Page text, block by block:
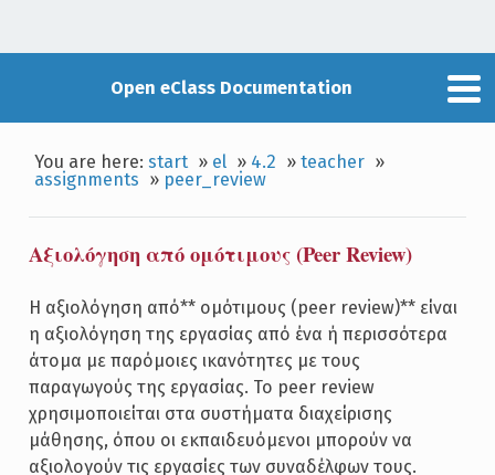
Open eClass Documentation
You are here:start » el » 4.2 »teacher »
assignments » peer_review
Αξιολόγηση από ομότιμους (Peer Review)
Η αξιολόγηση από** ομότιμους (peer review)** είναι
η αξιολόγηση της εργασίας από ένα ή περισσότερα
άτομα με παρόμοιες ικανότητες με τους
παραγωγούς της εργασίας. Το peer review
χρησιμοποιείται στα συστήματα διαχείρισης
μάθησης, όπου οι εκπαιδευόμενοι μπορούν να
αξιολογούν τις εργασίες των συναδέλφων τους.